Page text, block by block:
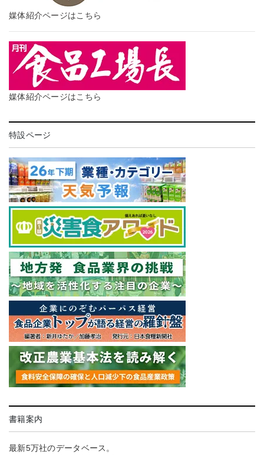
媒体紹介ページはこちら
媒体紹介ページはこちら
特設ページ
書籍案内
最新5万社のデータベース。